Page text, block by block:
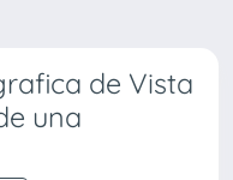
de Vista
una